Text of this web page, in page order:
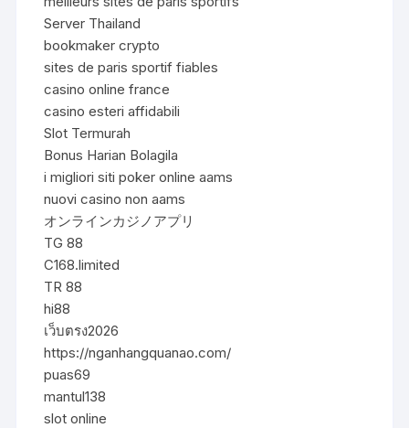
Server Thailand
bookmaker crypto
sites de paris sportif fiables
casino online france
casino esteri affidabili
Slot Termurah
Bonus Harian Bolagila
i migliori siti poker online aams
nuovi casino non aams
オンラインカジノアプリ
TG 88
C168.limited
TR 88
hi88
เว็บตรง2026
https://nganhangquanao.com/
puas69
mantul138
slot online